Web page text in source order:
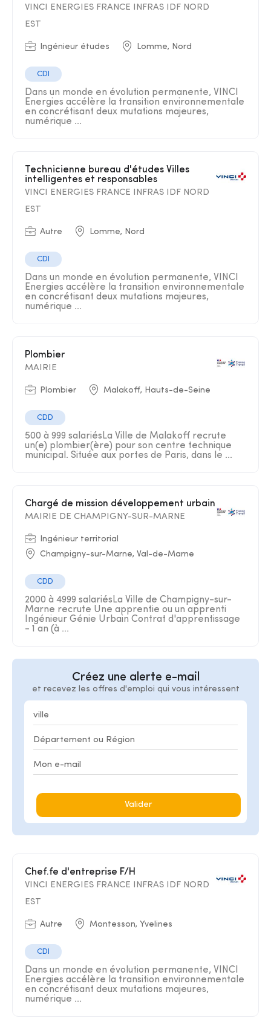
VINCI ENERGIES FRANCE INFRAS IDF NORD
EST
Ingénieur études Lomme, Nord
CDI
Dans un monde en évolution permanente, VINCI
Energies accélère la transition environnementale
en concrétisant deux mutations majeures,
numérique ...
intelligentes et responsables
VINCI ENERGIES FRANCE INFRAS IDF NORD
EST
Autre Lomme, Nord
CDI
Dans un monde en évolution permanente, VINCI
Energies accélère la transition environnementale
en concrétisant deux mutations majeures,
numérique ...
Plombier
MAIRIE
Plombier Malakoff, Hauts-de-Seine
CDD
500 à 999 salariésLa Ville de Malakoff recrute
un(e) plombier(ère) pour son centre technique
municipal. Située aux portes de Paris, dans le ...
Chargé de mission développement urbain
MAIRIE DE CHAMPIGNY-SUR-MARNE
Ingénieur territorial
Champigny-sur-Marne, Val-de-Marne
CDD
2000 à 4999 salariésLa Ville de Champigny-sur-
Marne recrute Une apprentie ou un apprenti
Ingénieur Génie Urbain Contrat d'apprentissage
- 1 an (à ...
Créez une alerte e-mail
et recevez les offres d'emploi qui vous intéressent
Valider
Chef.fe d'entreprise F/H
VINCI ENERGIES FRANCE INFRAS IDF NORD
EST
Autre Montesson, Yvelines
CDI
Dans un monde en évolution permanente, VINCI
Energies accélère la transition environnementale
en concrétisant deux mutations majeures,
numérique ...